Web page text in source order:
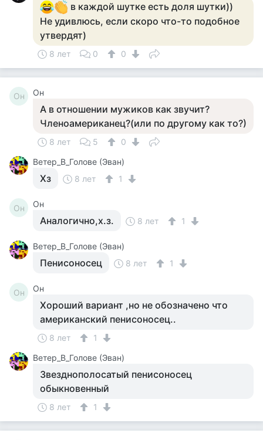
в каждой шутке есть доля шутки))
Не удивлюсь, если скоро что-то подобное
утвердят)
8 лет 0 0
Он Он
А в отношении мужиков как звучит?
Членоамериканец?(или по другому как то?)
8 лет 5
0
Ветер_В_Голове (Эван)
Хз 8 лет 1
Он Он
Аналогично,х.з. 8 лет 1
Ветер_В_Голове (Эван)
Пенисоносец 8 лет 1
Он Он
Хороший вариант ,но не обозначено что
американский пенисоносец..
8 лет
1
Ветер_В_Голове (Эван)
Звезднополосатый пенисоносец
обыкновенный
8 лет 1